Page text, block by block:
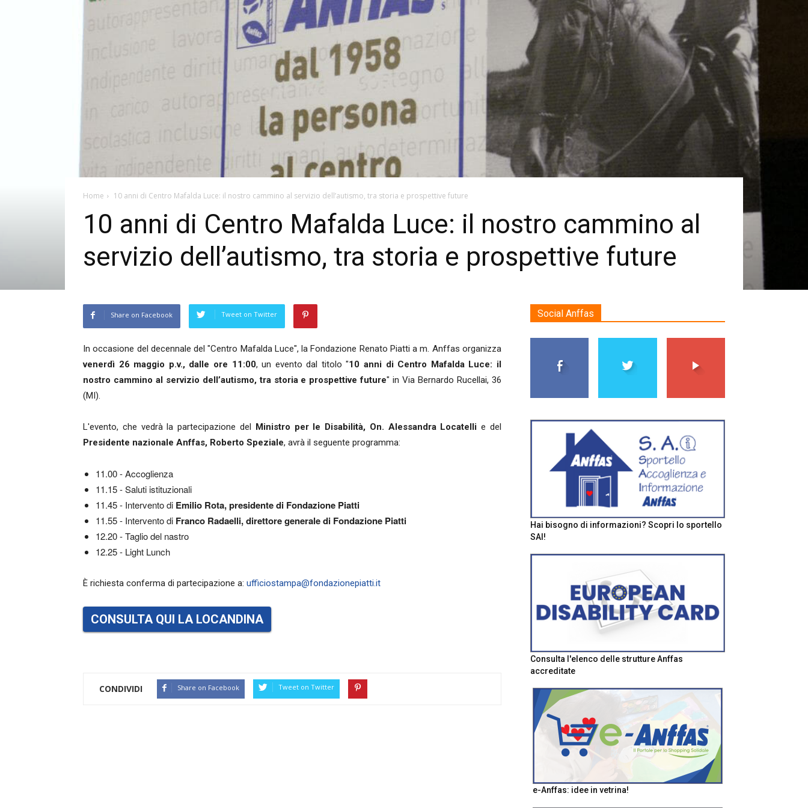
Home 10 anni di Centro Mafalda Luce: il nostro cammino al servizio dell’autismo, tra storia e prospettive future
10 anni di Centro Mafalda Luce: il nostro cammino al
servizio dell’autismo, tra storia e prospettive future
Share on Facebook Tweet on Twitter
In occasione del decennale del "Centro Mafalda Luce", la Fondazione Renato Piatti a m. Anffas organizza
venerdì 26 maggio p.v., dalle ore 11:00, un evento dal titolo "10 anni di Centro Mafalda Luce: il
nostro cammino al servizio dell’autismo, tra storia e prospettive future" in Via Bernardo Rucellai, 36
(MI).
L'evento, che vedrà la partecipazione del Ministro per le Disabilità, On. Alessandra Locatellie del
Presidente nazionale Anffas, Roberto Speziale, avrà il seguente programma:
11.00 - Accoglienza
11.15 - Saluti istituzionali
11.45 - Intervento di Emilio Rota, presidente di Fondazione Piatti
11.55 - Intervento di Franco Radaelli, direttore generale di Fondazione Piatti
12.20 - Taglio del nastro
12.25 - Light Lunch
È richiesta conferma di partecipazione a: ufficiostampa@fondazionepiatti.it
CONSULTA QUI LA LOCANDINA
CONDIVIDI Share on Facebook Tweet on Twitter
Social Anffas
Hai bisogno di informazioni? Scopri lo sportello
SAI!
Consulta l'elenco delle strutture Anffas
accreditate
e-Anffas: idee in vetrina!